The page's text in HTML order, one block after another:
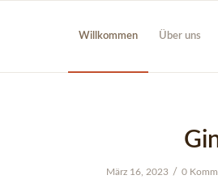
Willkommen Über uns
März 16, 2023 / 0